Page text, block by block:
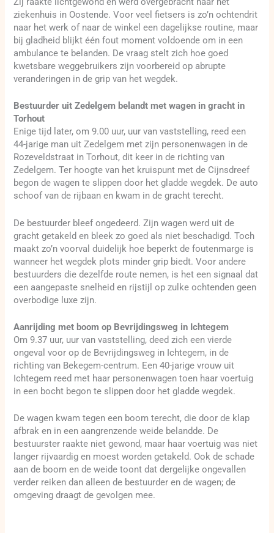
ziekenhuis in Oostende. Voor veel fietsers is zo’n ochtendrit
naar het werk of naar de winkel een dagelijkse routine, maar
bij gladheid blijkt één fout moment voldoende om in een
ambulance te belanden. De vraag stelt zich hoe goed
kwetsbare weggebruikers zijn voorbereid op abrupte
veranderingen in de grip van het wegdek.
Bestuurder uit Zedelgem belandt met wagen in gracht in
Torhout
Enige tijd later, om 9.00 uur, uur van vaststelling, reed een
44-jarige man uit Zedelgem met zijn personenwagen in de
Rozeveldstraat in Torhout, dit keer in de richting van
Zedelgem. Ter hoogte van het kruispunt met de Cijnsdreef
begon de wagen te slippen door het gladde wegdek. De auto
schoof van de rijbaan en kwam in de gracht terecht.
De bestuurder bleef ongedeerd. Zijn wagen werd uit de
gracht getakeld en bleek zo goed als niet beschadigd. Toch
maakt zo’n voorval duidelijk hoe beperkt de foutenmarge is
wanneer het wegdek plots minder grip biedt. Voor andere
bestuurders die dezelfde route nemen, is het een signaal dat
een aangepaste snelheid en rijstijl op zulke ochtenden geen
overbodige luxe zijn.
Aanrijding met boom op Bevrijdingsweg in Ichtegem
Om 9.37 uur, uur van vaststelling, deed zich een vierde
ongeval voor op de Bevrijdingsweg in Ichtegem, in de
richting van Bekegem-centrum. Een 40-jarige vrouw uit
Ichtegem reed met haar personenwagen toen haar voertuig
in een bocht begon te slippen door het gladde wegdek.
De wagen kwam tegen een boom terecht, die door de klap
afbrak en in een aangrenzende weide belandde. De
bestuurster raakte niet gewond, maar haar voertuig was niet
langer rijvaardig en moest worden getakeld. Ook de schade
aan de boom en de weide toont dat dergelijke ongevallen
verder reiken dan alleen de bestuurder en de wagen; de
omgeving draagt de gevolgen mee.